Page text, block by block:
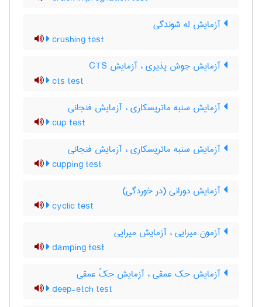
آزمایش له شوندگی
crushing test
آزمایش جوش پذیری ، آزمایش CTS
cts test
آزمایش سنبه ماتریسکاری ، آزمایش فنجانی
cup test
آزمایش سنبه ماتریسکاری ، آزمایش فنجانی
cupping test
آزمایش دورانی (در خوردگی)
cyclic test
آزمون میرایی ، آزمایش میرایی
damping test
آزمایش حک عمقی ، آزمایش حکّ عمقی
deep-etch test